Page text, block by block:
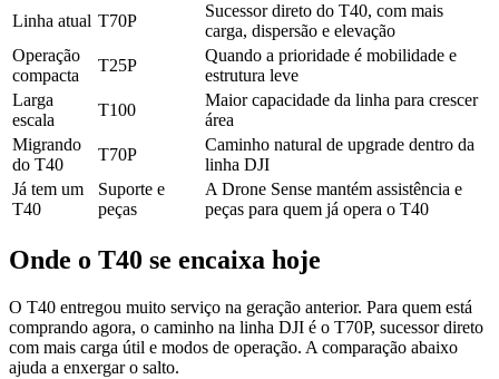
Linha atual T70P
Sucessor direto do T40, com mais
carga, dispersão e elevação
Operação
compacta
T25P
Quando a prioridade é mobilidade e
estrutura leve
Larga
escala
T100
Maior capacidade da linha para crescer
área
Migrando
do T40
T70P
Caminho natural de upgrade dentro da
linha DJI
Já tem um
T40
Suporte e
peças
A Drone Sense mantém assistência e
peças para quem já opera o T40
Onde o T40 se encaixa hoje
O T40 entregou muito serviço na geração anterior. Para quem está
comprando agora, o caminho na linha DJI é o T70P, sucessor direto
com mais carga útil e modos de operação. A comparação abaixo
ajuda a enxergar o salto.